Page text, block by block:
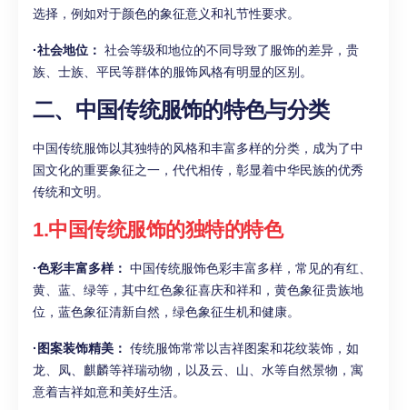
选择，例如对于颜色的象征意义和礼节性要求。
·社会地位： 社会等级和地位的不同导致了服饰的差异，贵
族、士族、平民等群体的服饰风格有明显的区别。
二、中国传统服饰的特色与分类
中国传统服饰以其独特的风格和丰富多样的分类，成为了中
国文化的重要象征之一，代代相传，彰显着中华民族的优秀
传统和文明。
1.中国传统服饰的独特的特色
·色彩丰富多样： 中国传统服饰色彩丰富多样，常见的有红、
黄、蓝、绿等，其中红色象征喜庆和祥和，黄色象征贵族地
位，蓝色象征清新自然，绿色象征生机和健康。
·图案装饰精美： 传统服饰常常以吉祥图案和花纹装饰，如
龙、凤、麒麟等祥瑞动物，以及云、山、水等自然景物，寓
意着吉祥如意和美好生活。